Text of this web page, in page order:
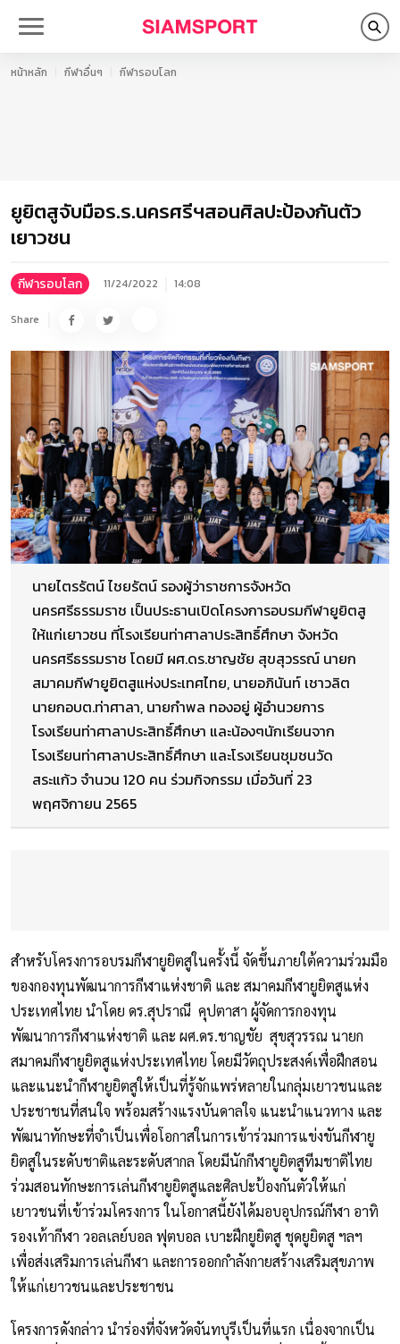
หน้าหลัก กีฬาอื่นๆ กีฬารอบโลก
ยูยิตสูจับมือร.ร.นครศรีฯสอนศิลปะป้องกันตัว
เยาวชน
กีฬารอบโลก 11/24/2022 14:08
Share
นายไตรรัตน์​ ไชยรัตน์​ รองผู้ว่าราชการจังหวัด
นครศรีธรรมราช เป็นประธานเปิดโครงการอบรมกีฬายูยิตสู
ให้แก่เยาวชน ที่โรงเรียนท่าศาลาประสิทธิ์ศึกษา จังหวัด
นครศรีธรรมราช โด​ยมี​ ผศ.ดร.ชาญชัย สุขสุวรรณ์ นายก
สมาคมกีฬายูยิตสูแห่งประเทศไทย, นายอภินันท์​ เชาวลิต​
นายกอบต.ท่าศาลา, นายกำพล​ ทองอยู่​ ผู้อำนวยการ
โรงเรียนท่าศาลาประสิทธิ์ศึกษา​ และน้องๆนักเรียนจาก
โรงเรียนท่าศาลาประสิทธิ์ศึกษา​ และโรงเรียนชุมชนวัด
สระแก้ว จำนวน​ 120 คน​ ร่วมกิจกรรม​ เมื่อวันที่ 23​
พฤศจิกายน 2565
สำหรับโครงการอบรมกีฬายูยิตสูในครั้งนี้ จัดขึ้นภายใต้ความร่วมมือ
ของกองทุนพัฒนาการกีฬาแห่งชาติ และ สมาคมกีฬายูยิตสูแห่ง
ประเทศไทย นำโดย ดร.สุปราณี คุปตาสา ผู้จัดการกองทุน
พัฒนาการกีฬาแห่งชาติ และ ผศ.ดร.ชาญชัย สุขสุวรรณ นายก
สมาคมกีฬายูยิตสูแห่งประเทศไทย โดยมีวัตถุประสงค์เพื่อฝึกสอน
และแนะนำกีฬายูยิตสูให้เป็นที่รู้จักแพร่หลายในกลุ่มเยาวชนและ
ประชาชนที่สนใจ พร้อมสร้างแรงบันดาลใจ แนะนำแนวทาง และ
พัฒนาทักษะที่จำเป็นเพื่อโอกาสในการเข้าร่วมการแข่งขันกีฬายู
ยิตสูในระดับชาติและระดับสากล โดยมีนักกีฬายูยิตสูทีมชาติไทย
ร่วมสอนทักษะการเล่นกีฬายูยิตสูและศิลปะป้องกันตัวให้แก่
เยาวชนที่เข้าร่วมโครงการ ในโอกาสนี้ยังได้มอบอุปกรณ์กีฬา อาทิ
รองเท้ากีฬา วอลเลย์บอล ฟุตบอล เบาะฝึกยูยิตสู ชุดยูยิตสู ฯลฯ
เพื่อส่งเสริมการเล่นกีฬา และการออกกำลังกายสร้างเสริมสุขภาพ
ให้แก่เยาวชนและประชาชน
โครงการดังกล่าว นำร่องที่จังหวัดจันทบุรีเป็นที่แรก เนื่องจากเป็น